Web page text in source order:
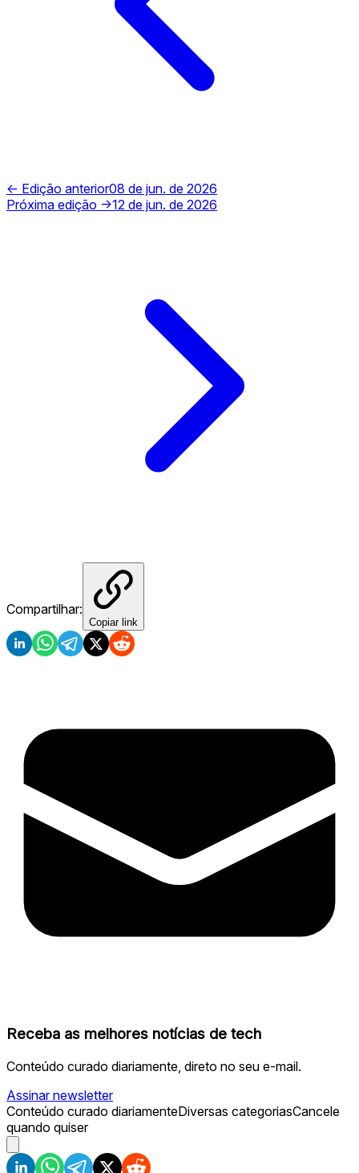
← Edição anterior08 de jun. de 2026
Próxima edição →12 de jun. de 2026
Compartilhar:
Copiar link
Receba as melhores notícias de tech
Conteúdo curado diariamente, direto no seu e-mail.
Assinar newsletter
Conteúdo curado diariamenteDiversas categoriasCancele
quando quiser